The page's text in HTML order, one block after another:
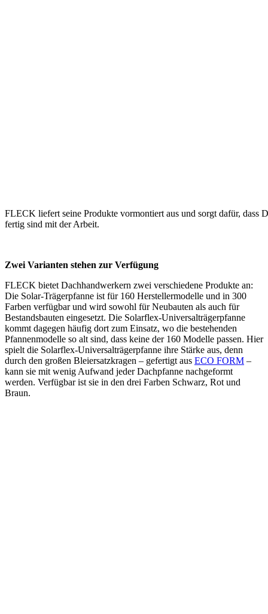
FLECK liefert seine Produkte vormontiert aus und sorgt dafür, dass
fertig sind mit der Arbeit.
Zwei Varianten stehen zur Verfügung
FLECK bietet Dachhandwerkern zwei verschiedene Produkte an:
Die Solar-Trägerpfanne ist für 160 Herstellermodelle und in 300
Farben verfügbar und wird sowohl für Neubauten als auch für
Bestandsbauten eingesetzt. Die Solarflex-Universalträgerpfanne
kommt dagegen häufig dort zum Einsatz, wo die bestehenden
Pfannenmodelle so alt sind, dass keine der 160 Modelle passen. Hier
spielt die Solarflex-Universalträgerpfanne ihre Stärke aus, denn
durch den großen Bleiersatzkragen – gefertigt aus ECO FORM –
kann sie mit wenig Aufwand jeder Dachpfanne nachgeformt
werden. Verfügbar ist sie in den drei Farben Schwarz, Rot und
Braun.